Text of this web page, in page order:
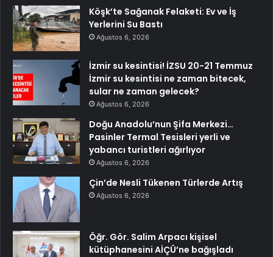
Köşk’te Sağanak Felaketi: Ev ve İş
Yerlerini Su Bastı
Ağustos 6, 2026
İzmir su kesintisi! İZSU 20-21 Temmuz
İzmir su kesintisi ne zaman bitecek,
sular ne zaman gelecek?
Ağustos 6, 2026
Doğu Anadolu’nun Şifa Merkezi…
Pasinler Termal Tesisleri yerli ve
yabancı turistleri ağırlıyor
Ağustos 6, 2026
Çin’de Nesli Tükenen Türlerde Artış
Ağustos 6, 2026
Öğr. Gör. Salim Arpacı kişisel
kütüphanesini AİÇÜ’ne bağışladı